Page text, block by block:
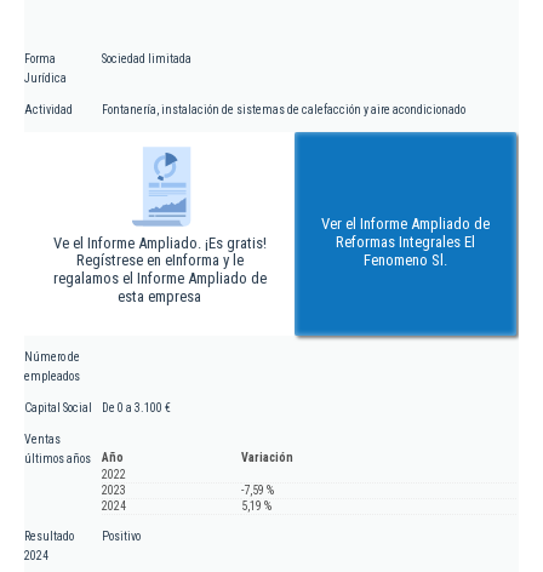
Forma
Jurídica
Sociedad limitada
Actividad Fontanería, instalación de sistemas de calefacción y aire acondicionado
Ve el Informe Ampliado. ¡Es gratis!
Regístrese en eInforma y le
regalamos el Informe Ampliado de
esta empresa
Ver el Informe Ampliado de
Reformas Integrales El
Fenomeno Sl.
Número de
empleados
Capital Social De 0 a 3.100 €
Ventas
últimos años
Año
Variación
2022
2023
-7,59 %
2024
5,19 %
Resultado
2024
Positivo